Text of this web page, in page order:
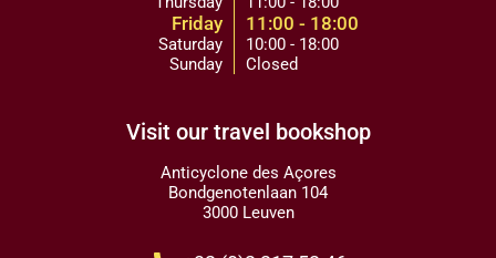
Friday
Saturday
Sunday
11:00 - 18:00
10:00 - 18:00
Closed
Visit our travel bookshop
Anticyclone des Açores
Bondgenotenlaan 104
3000 Leuven